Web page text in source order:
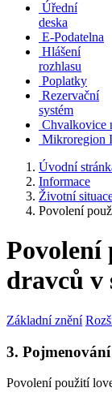
Úřední
deska
E-Podatelna
Hlášení
rozhlasu
Poplatky
Rezervační
systém
Chvalkovice
Mikroregion
Úvodní
Informace
Životní
Povolení
Povolení
dravců v
Základní znění
3.
Povolení použití